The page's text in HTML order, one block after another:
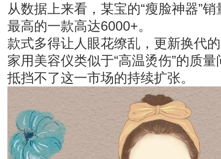
从数据上来看，某宝的“瘦脸神器”
最高的一款高达6000+。
款式多得让人眼花缭乱，更新换代
家用美容仪类似于“高温烫伤”的质
抵挡不了这一市场的持续扩张。